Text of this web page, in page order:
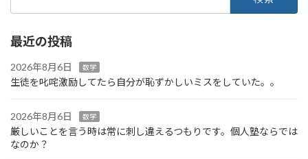
最近の投稿
2026年8月6日 数学
生徒を叱咤激励してたら自分が恥ずかしいミスをしていた。。
2026年8月6日 数学
厳しいことを言う時は常に刺し違えるつもりです。個人塾ならでは
なのか？